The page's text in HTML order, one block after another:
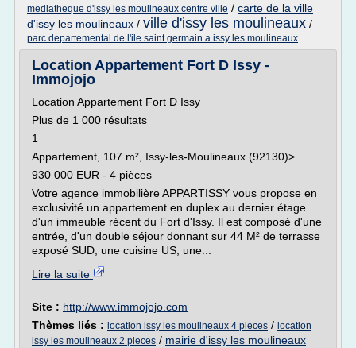
mediatheque d'issy les moulineaux centre ville / carte de la ville
d'issy les moulineaux / ville d'issy les moulineaux /
parc departemental de l'ile saint germain a issy les moulineaux
Location Appartement Fort D Issy -
Immojojo
Location Appartement Fort D Issy
Plus de 1 000 résultats
1
Appartement, 107 m², Issy-les-Moulineaux (92130)>
930 000 EUR - 4 pièces
Votre agence immobilière APPARTISSY vous propose en
exclusivité un appartement en duplex au dernier étage
d'un immeuble récent du Fort d'Issy. Il est composé d'une
entrée, d'un double séjour donnant sur 44 M² de terrasse
exposé SUD, une cuisine US, une...
Lire la suite
Site : http://www.immojojo.com
Thèmes liés : location issy les moulineaux 4 pieces / location
issy les moulineaux 2 pieces / mairie d'issy les moulineaux